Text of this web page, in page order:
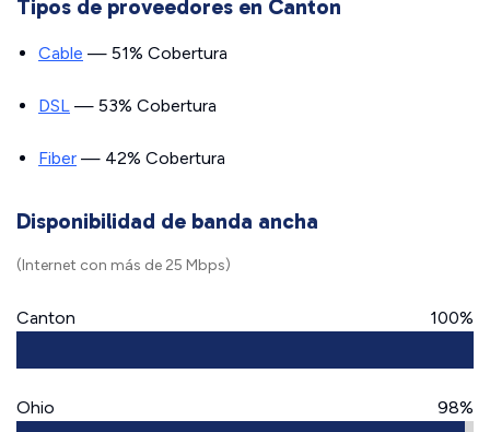
Tipos de proveedores en Canton
Cable — 51% Cobertura
DSL — 53% Cobertura
Fiber — 42% Cobertura
Disponibilidad de banda ancha
(Internet con más de 25 Mbps)
Canton 100%
Ohio 98%